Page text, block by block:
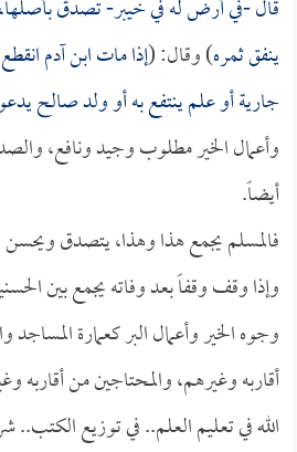
قال -في أرض له في خيبر- تصدق
ينفق ثمره) وقال: (إذا مات ابن آدم
جارية أو علم ينتفع به أو ولد صالح
وأعمال الخير مطلوب وجيد ونافع،
أيضاً.
فالمسلم يجمع هذا وهذا، يتصدق ويحسن
وإذا وقف وقفاً بعد وفاته يجمع بين
وجوه الخير وأعمال البر كعمارة
أقاربه وغيرهم، والمحتاجين من أقاربه
الله في تعليم العلم.. في توزيع